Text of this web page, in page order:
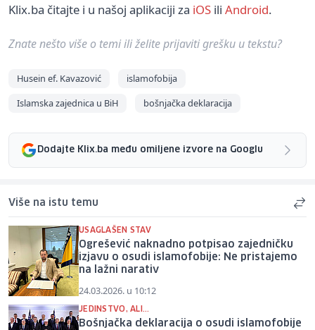
Klix.ba čitajte i u našoj aplikaciji za iOS ili Android.
Znate nešto više o temi ili želite prijaviti grešku u tekstu?
Husein ef. Kavazović
islamofobija
Islamska zajednica u BiH
bošnjačka deklaracija
Dodajte Klix.ba među omiljene izvore na Googlu
Više na istu temu
USAGLAŠEN STAV
Ogrešević naknadno potpisao zajedničku
izjavu o osudi islamofobije: Ne pristajemo
na lažni narativ
24.03.2026. u 10:12
JEDINSTVO, ALI...
Bošnjačka deklaracija o osudi islamofobije